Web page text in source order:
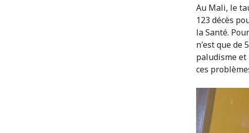
Au Mali, le
123 décès
la Santé.
n'est que de
paludisme
ces